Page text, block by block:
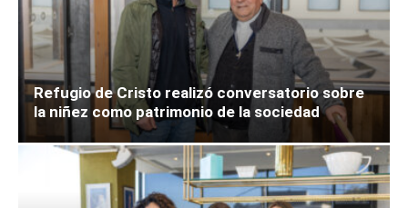
Refugio de Cristo realizó conversatorio sobre
la niñez como patrimonio de la sociedad